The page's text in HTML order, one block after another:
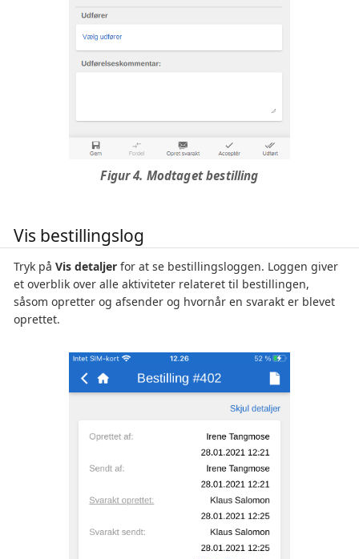
Figur 4. Modtaget bestilling
Vis bestillingslog
Tryk på Vis detaljer for at se bestillingsloggen. Loggen giver
et overblik over alle aktiviteter relateret til bestillingen,
såsom opretter og afsender og hvornår en svarakt er blevet
oprettet.